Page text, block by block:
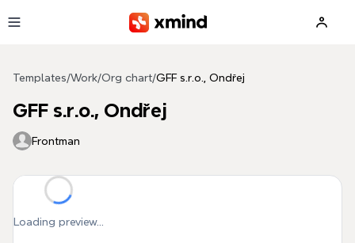
Templates/Work/Org chart/GFF s.r.o., Ondřej
GFF s.r.o., Ondřej
Frontman
Loading preview...